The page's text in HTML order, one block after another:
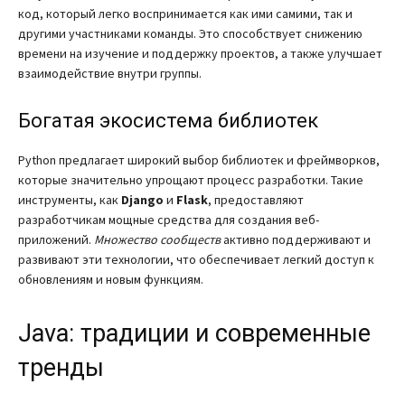
код, который легко воспринимается как ими самими, так и
другими участниками команды. Это способствует снижению
времени на изучение и поддержку проектов, а также улучшает
взаимодействие внутри группы.
Богатая экосистема библиотек
Python предлагает широкий выбор библиотек и фреймворков,
которые значительно упрощают процесс разработки. Такие
инструменты, как Django и Flask, предоставляют
разработчикам мощные средства для создания веб-
приложений. Множество сообществактивно поддерживают и
развивают эти технологии, что обеспечивает легкий доступ к
обновлениям и новым функциям.
Java: традиции и современные
тренды